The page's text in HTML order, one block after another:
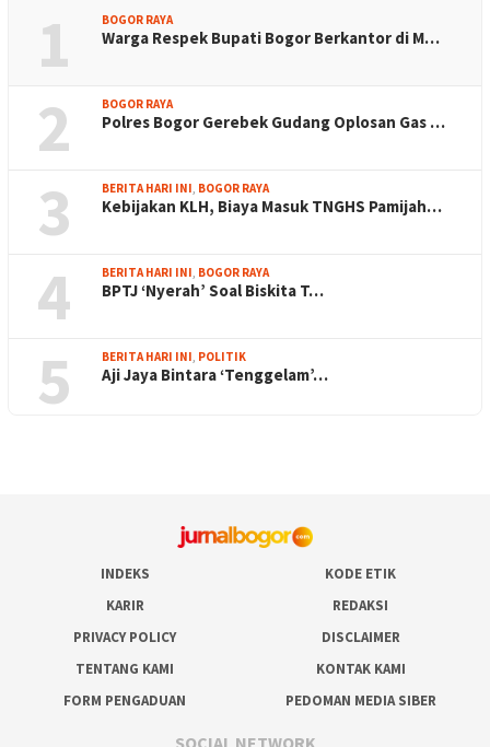
1 BOGOR RAYA
Warga Respek Bupati Bogor Berkantor di M…
2 BOGOR RAYA
Polres Bogor Gerebek Gudang Oplosan Gas …
3 BERITA HARI INI BOGOR RAYA
Kebijakan KLH, Biaya Masuk TNGHS Pamijah…
4 BERITA HARI INI BOGOR RAYA
BPTJ ‘Nyerah’ Soal Biskita T…
5 BERITA HARI INI POLITIK
Aji Jaya Bintara ‘Tenggelam’…
INDEKS
KODE ETIK
KARIR
REDAKSI
PRIVACY POLICY
DISCLAIMER
TENTANG KAMI
KONTAK KAMI
FORM PENGADUAN
PEDOMAN MEDIA SIBER